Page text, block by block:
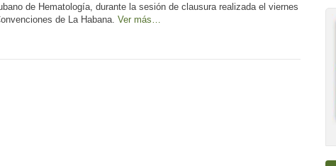
de Hematología, durante la sesión de clausura realizada el viernes
de La Habana. Ver más…